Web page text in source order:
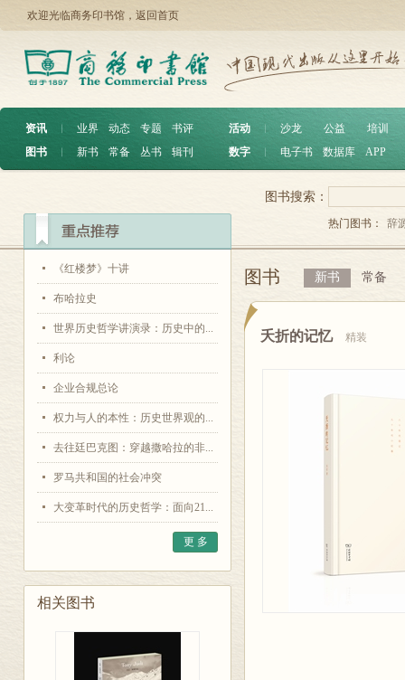
欢迎光临商务印书馆， 返回首页
资讯 ︱ 业界 动态 专题
书评
图书
︱ 新书 常备 丛书 辑刊
活动 沙龙 公益
培训
数字
电子书 数据库 APP
《红楼梦》十讲
布哈拉史
世界历史哲学讲演录：历史中的...
利论
企业合规总论
权力与人的本性：历史世界观的...
去往廷巴克图：穿越撒哈拉的非...
罗马共和国的社会冲突
大变革时代的历史哲学：面向21...
更 多
相关图书
图书搜索：
热门图书： 辞
图书 新书 常备
夭折的记忆 精装